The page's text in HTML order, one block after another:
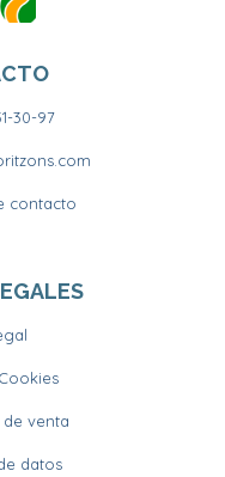
30-97
contacto
venta
datos